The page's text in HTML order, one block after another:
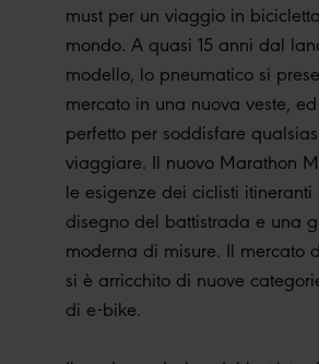
must per un viaggio in
mondo. A quasi 15 anni dal
modello, lo pneumatico si
mercato in una nuova veste,
perfetto per soddisfare
viaggiare. Il nuovo Marathon
le esigenze dei ciclisti itineranti
disegno del battistrada e una
moderna di misure. Il mercato
si è arricchito di nuove
di e-bike.